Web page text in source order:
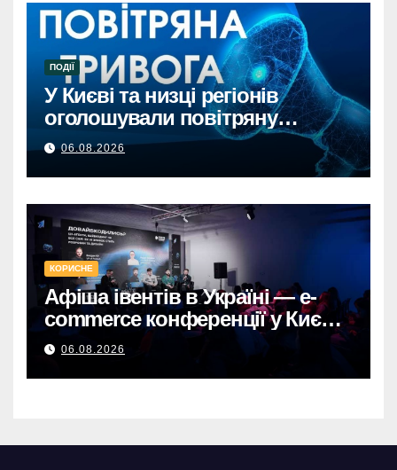
ПОДІЇ
У Києві та низці регіонів
оголошували повітряну
тривогу через загрозу
балістикиПовітряна тривога в
Києві та регіонах: загроза
балістичної атаки.
06.08.2026
КОРИСНЕ
Афіша івентів в Україні — e-
commerce конференції у Києві,
що формують майбутнє
онлайн-торгівлі.
06.08.2026